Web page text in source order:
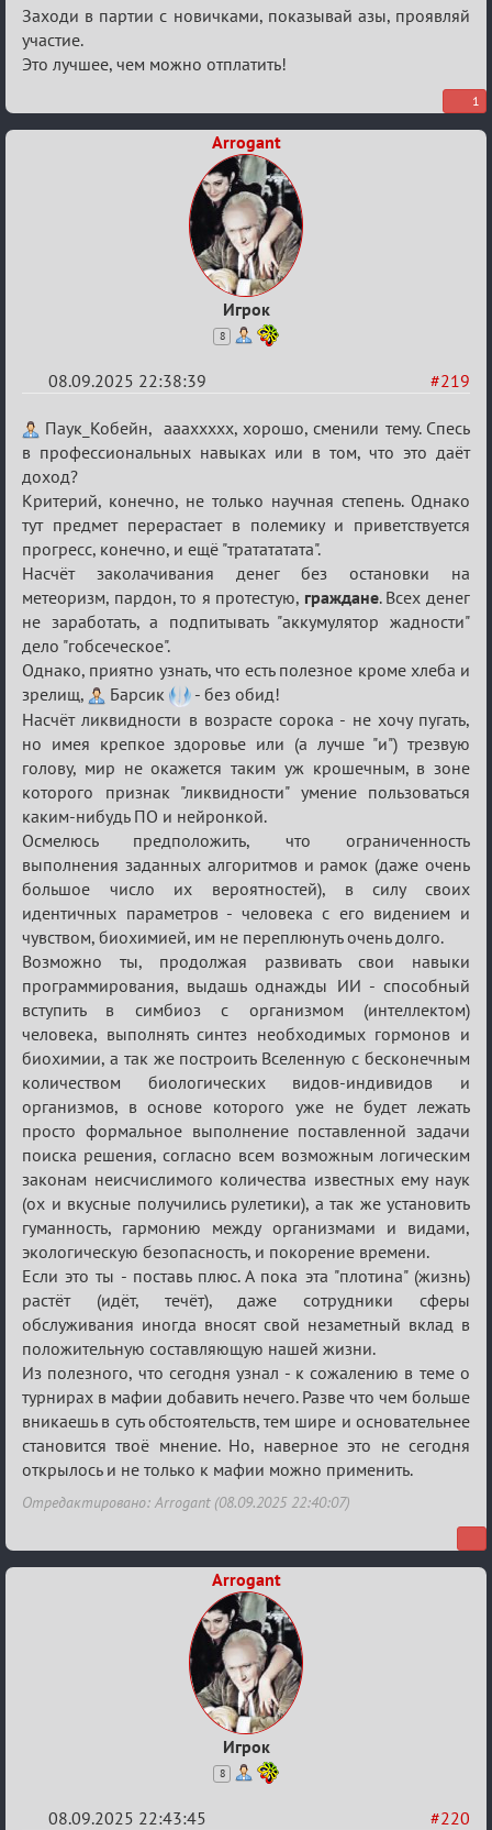
Заходи в партии с новичками, показывай азы, проявляй
участие.
Это лучшее, чем можно отплатить!
1
Arrogant
Игрок
8
#219
08.09.2025 22:38:39
Re:
Обуждение
«Universal»
Паук_Кобейн, аааххххх, хорошо, сменили тему. Спесь
в профессиональных навыках или в том, что это даёт
доход?
Критерий, конечно, не только научная степень. Однако
тут предмет перерастает в полемику и приветствуется
прогресс, конечно, и ещё "тратататата".
Насчёт заколачивания денег без остановки на
метеоризм, пардон, то я протестую, граждане. Всех денег
не заработать, а подпитывать "аккумулятор жадности"
дело "гобсеческое".
Однако, приятно узнать, что есть полезное кроме хлеба и
зрелищ,
Барсик
- без обид!
Насчёт ликвидности в возрасте сорока - не хочу пугать,
но имея крепкое здоровье или (а лучше "и") трезвую
голову, мир не окажется таким уж крошечным, в зоне
которого признак "ликвидности" умение пользоваться
каким-нибудь ПО и нейронкой.
Осмелюсь предположить, что ограниченность
выполнения заданных алгоритмов и рамок (даже очень
большое число их вероятностей), в силу своих
идентичных параметров - человека с его видением и
чувством, биохимией, им не переплюнуть очень долго.
Возможно ты, продолжая развивать свои навыки
программирования, выдашь однажды ИИ - способный
вступить в симбиоз с организмом (интеллектом)
человека, выполнять синтез необходимых гормонов и
биохимии, а так же построить Вселенную с бесконечным
количеством биологических видов-индивидов и
организмов, в основе которого уже не будет лежать
просто формальное выполнение поставленной задачи
поиска решения, согласно всем возможным логическим
законам неисчислимого количества известных ему наук
(ох и вкусные получились рулетики), а так же установить
гуманность, гармонию между организмами и видами,
экологическую безопасность, и покорение времени.
Если это ты - поставь плюс. А пока эта "плотина" (жизнь)
растёт (идёт, течёт), даже сотрудники сферы
обслуживания иногда вносят свой незаметный вклад в
положительную составляющую нашей жизни.
Из полезного, что сегодня узнал - к сожалению в теме о
турнирах в мафии добавить нечего. Разве что чем больше
вникаешь в суть обстоятельств, тем шире и основательнее
становится твоё мнение. Но, наверное это не сегодня
открылось и не только к мафии можно применить.
Отредактировано: Arrogant (08.09.2025 22:40:07)
Arrogant
Игрок
8
#220
08.09.2025 22:43:45